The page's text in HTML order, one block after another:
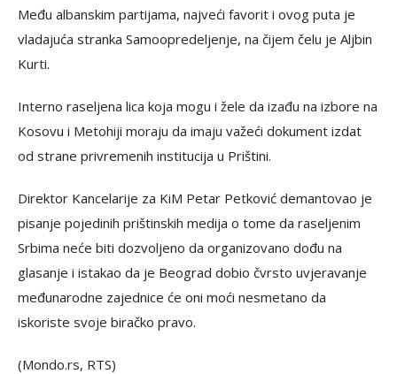
Među albanskim partijama, najveći favorit i ovog puta je
vladajuća stranka Samoopredeljenje, na čijem čelu je Aljbin
Kurti.
Interno raseljena lica koja mogu i žele da izađu na izbore na
Kosovu i Metohiji moraju da imaju važeći dokument izdat
od strane privremenih institucija u Prištini.
Direktor Kancelarije za KiM Petar Petković demantovao je
pisanje pojedinih prištinskih medija o tome da raseljenim
Srbima neće biti dozvoljeno da organizovano dođu na
glasanje i istakao da je Beograd dobio čvrsto uvjeravanje
međunarodne zajednice će oni moći nesmetano da
iskoriste svoje biračko pravo.
(Mondo.rs, RTS)